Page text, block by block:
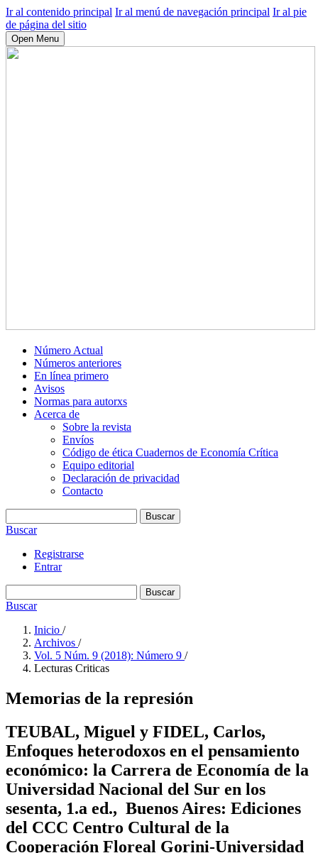
Ir al contenido principal Ir al menú de navegación principal Ir al pie
de página del sitio
Open Menu
Número Actual
Números anteriores
En línea primero
Avisos
Normas para autorxs
Acerca de
Sobre la revista
Envíos
Código de ética Cuadernos de Economía Crítica
Equipo editorial
Declaración de privacidad
Contacto
Buscar
Buscar
Registrarse
Entrar
Buscar
Buscar
Inicio /
Archivos /
Vol. 5 Núm. 9 (2018): Número 9 /
Lecturas Criticas
Memorias de la represión
TEUBAL, Miguel y FIDEL, Carlos,
Enfoques heterodoxos en el pensamiento
económico: la Carrera de Economía de la
Universidad Nacional del Sur en los
sesenta, 1.a ed., Buenos Aires: Ediciones
del CCC Centro Cultural de la
Cooperación Floreal Gorini-Universidad